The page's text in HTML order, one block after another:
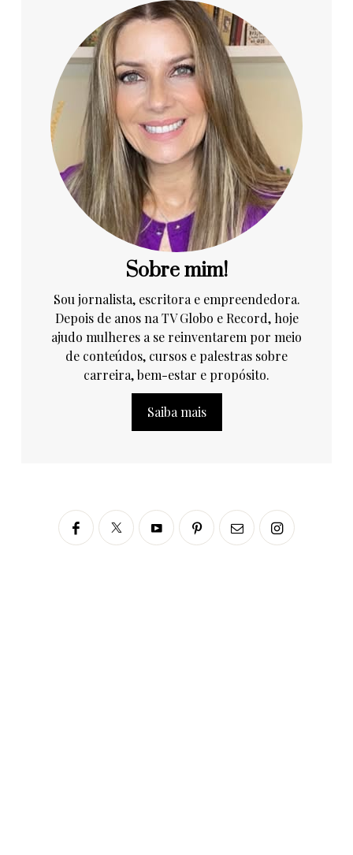
Sobre mim!
Sou jornalista, escritora e empreendedora.
Depois de anos na TV Globo e Record, hoje
ajudo mulheres a se reinventarem por meio
de conteúdos, cursos e palestras sobre
carreira, bem-estar e propósito.
Saiba mais